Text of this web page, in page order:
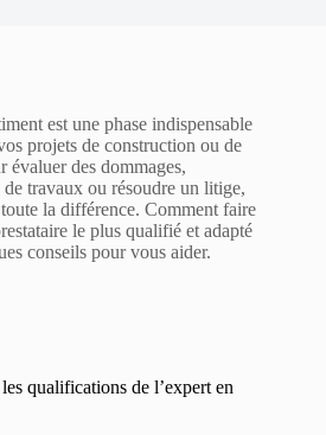
est une phase indispensable
projets de construction ou de
évaluer des dommages,
travaux ou résoudre un litige,
la différence. Comment faire
le plus qualifié et adapté
conseils pour vous aider.
qualifications de l’expert en